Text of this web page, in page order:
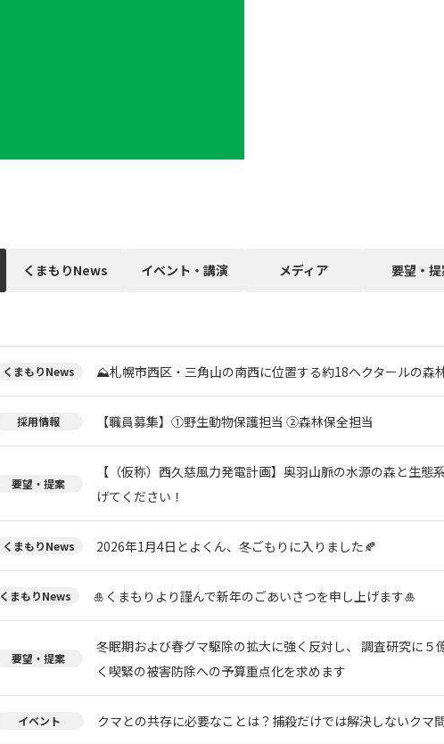
くまもりNews イベント・講演 メディア 要望・
くまもりNews ⛰️札幌市西区・三角山の南西に位置する約18ヘクタールの森
採用情報 【職員募集】①野生動物保護担当 ②森林保全担当
要望・提案
【（仮称）西久慈風力発電計画】奥羽山脈の水源の森と生態
げてください！
くまもりNews 2026年1月4日とよくん、冬ごもりに入りました🍂
くまもりNews 🎍くまもりより謹んで新年のごあいさつを申し上げます🎍
要望・提案
冬眠期および春グマ駆除の拡大に強く反対し、 調査研究に５
く喫緊の被害防除への予算重点化を求めます
イベント クマとの共存に必要なことは？捕殺だけでは解決しないクマ